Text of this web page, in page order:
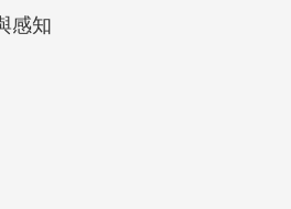
幾何式的展場結構中穿梭。
請觀眾深入展覽，以超越視
、線、面所激發的情緒、感受
感知